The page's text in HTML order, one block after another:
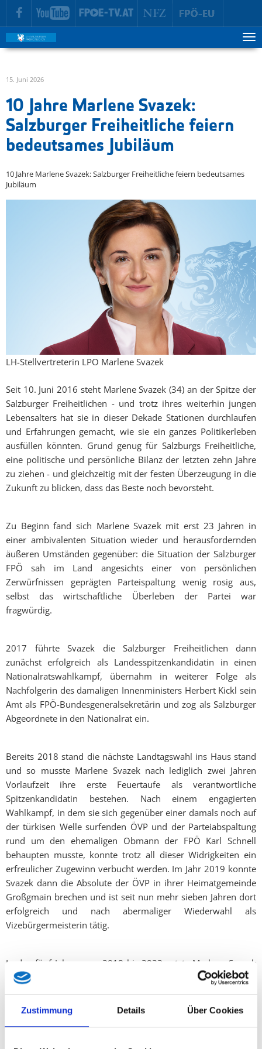
Zustimmung Details Über Cookies
zur Hauptnavigation springen
zum Inhalt springen
15. Juni 2026
10 Jahre Marlene Svazek:
Salzburger Freiheitliche feiern
bedeutsames Jubiläum
10 Jahre Marlene Svazek: Salzburger Freiheitliche feiern bedeutsames
Jubiläum
LH-Stellvertreterin LPO Marlene Svazek
Seit 10. Juni 2016 steht Marlene Svazek (34) an der Spitze der
Salzburger Freiheitlichen - und trotz ihres weiterhin jungen
Lebensalters hat sie in dieser Dekade Stationen durchlaufen
und Erfahrungen gemacht, wie sie ein ganzes Politikerleben
ausfüllen könnten. Grund genug für Salzburgs Freiheitliche,
eine politische und persönliche Bilanz der letzten zehn Jahre
zu ziehen - und gleichzeitig mit der festen Überzeugung in die
Zukunft zu blicken, dass das Beste noch bevorsteht.
Zu Beginn fand sich Marlene Svazek mit erst 23 Jahren in
einer ambivalenten Situation wieder und herausfordernden
äußeren Umständen gegenüber: die Situation der Salzburger
FPÖ sah im Land angesichts einer von persönlichen
Zerwürfnissen geprägten Parteispaltung wenig rosig aus,
selbst das wirtschaftliche Überleben der Partei war
fragwürdig.
2017 führte Svazek die Salzburger Freiheitlichen dann
zunächst erfolgreich als Landesspitzenkandidatin in einen
Nationalratswahlkampf, übernahm in weiterer Folge als
Nachfolgerin des damaligen Innenministers Herbert Kickl sein
Amt als FPÖ-Bundesgeneralsekretärin und zog als Salzburger
Abgeordnete in den Nationalrat ein.
Bereits 2018 stand die nächste Landtagswahl ins Haus stand
und so musste Marlene Svazek nach lediglich zwei Jahren
Vorlaufzeit ihre erste Feuertaufe als verantwortliche
Spitzenkandidatin bestehen. Nach einem engagierten
Wahlkampf, in dem sie sich gegenüber einer damals noch auf
der türkisen Welle surfenden ÖVP und der Parteiabspaltung
rund um den ehemaligen Obmann der FPÖ Karl Schnell
behaupten musste, konnte trotz all dieser Widrigkeiten ein
erfreulicher Zugewinn verbucht werden. Im Jahr 2019 konnte
Svazek dann die Absolute der ÖVP in ihrer Heimatgemeinde
Großgmain brechen und ist seit nun mehr sieben Jahren dort
erfolgreich und nach abermaliger Wiederwahl als
Vizebürgermeisterin tätig.
In den fünf Jahren von 2018 bis 2023 setzte Marlene Svazek
beständig auf einen kantigen Oppositionskurs, der weder die
regierende Dirndl-Koalition schonte noch den eigenen
Mistreitern Raum für Müßiggang ließ. In der Corona-Zeit
erkämpfte sie sich als einzige Salzburger Parteichefin, die